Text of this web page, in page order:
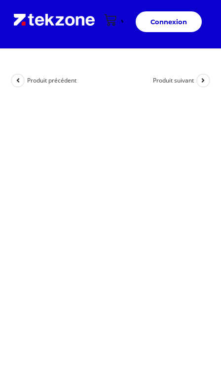
Connexion
Produit précédent Produit suivant